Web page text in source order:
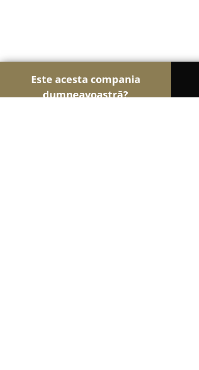
Este acesta compania
dumneavoastră?